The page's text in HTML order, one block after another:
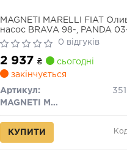
MAGNETI MARELLI FIAT
насос BRAVA 98-, PANDA
01-, TOYOTA
0 відгуків
2 937₴
сьогодні
закінчується
Артикул:
MAGNETI MARELLI
КУПИТИ